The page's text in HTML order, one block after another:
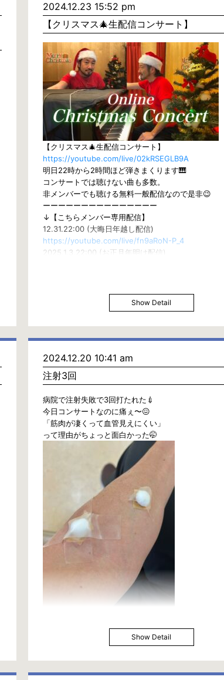
↓メンバーはclubhouseのTEMPEI FAMILYで配信聴
夜もします！)
https://www.clubhouse.com/house/tempei-
↓メンバー限定の動画
https://www.youtube.com/playlist?
list=UUMOl2bV_pWkg9rjH4EKp8hslA
↓メンバー加入URL
https://www.youtube.com/channel/
↓詳しい説明は下記で
https://carineongaku.wixsite.com/my-site/
2024.12.23 15:52 pm
【クリスマス🎄生配信コンサート】
【クリスマス🎄生配信コンサート】
https://youtube.com/live/02kRSEGLB9A
明日22時から2時間ほど弾きまくります🎹
コンサートでは聴けない曲も多数。
非メンバーでも聴ける無料一般配信なので是非😉
ーーーーーーーーーーーーーーー
↓【こちらメンバー専用配信】
12.31.22:00 (大晦日年越し配信)
https://youtube.com/live/fn9aRoN-P_4
2025.1.3.22:00 (お正月年明け配信)
Show Detail
2024.12.20 10:41 am
注射3回
病院で注射失敗で3回打たれた💉
今日コンサートなのに痛ぇ〜😖
「筋肉が凄くって血管見えにくい」
って理由がちょっと面白かった🤭
Show Detail